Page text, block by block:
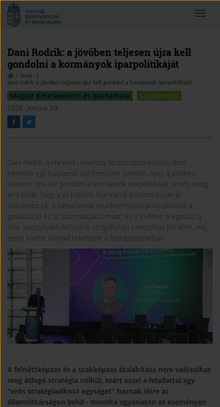
Magyar
Kereskedelmi
és
Toggle
Dani Rodrik: a jövőben teljesen újra kell
gondolni a kormányok iparpolitikáját
hírek
dani rodrik: a jövőben teljesen újra kell gondolni a kormányok iparpolitikáját
Magyar Kereskedelmi és Iparkamara
Sajtószemle
2026. június 10.
Dani Rodrik, a Harvard University közgazdásza előadásában
kiemelte egy budapesti konferencián szerdán, hogy a jövőben
teljesen újra kell gondolni a kormányok iparpolitikáját, amely eddig
arra épült, hogy a jól képzett munkaerő automatikusan jó
állásokhoz jut. A társadalmak munkaerőpiaca polarizálódott a
globalizáció és az automatizáció miatt, és a jövőben a legtöbb új
állás alacsonyabb bérezésű szolgáltatási szektorban jön létre, míg
egyre kisebb hányad keletkezik a feldolgozóiparban.
A felnőttképzés és a szakképzés átalakítása nem valósulhat
meg átfogó stratégia nélkül, ezért ezzel a feladattal egy
"erős stratégiaalkotó egységet" hoznak létre az
államtitkárságon belül - mondta ugyanazon az eseményen